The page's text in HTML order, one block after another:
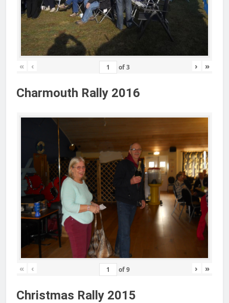
« ‹ of3 › »
Charmouth Rally 2016
« ‹ of9 › »
Christmas Rally 2015